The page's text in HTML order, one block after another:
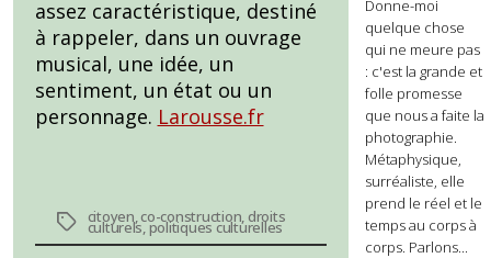
assez caractéristique, destiné
à rappeler, dans un ouvrage
musical, une idée, un
sentiment, un état ou un
personnage. Larousse.fr
Étiquettes
citoyen,co-construction,droits
culturels,politiques culturelles
Donne-moi
quelque chose
qui ne meure pas
: c'est la grande et
folle promesse
que nous a faite la
photographie.
Métaphysique,
surréaliste, elle
prend le réel et le
temps au corps à
corps. Parlons...